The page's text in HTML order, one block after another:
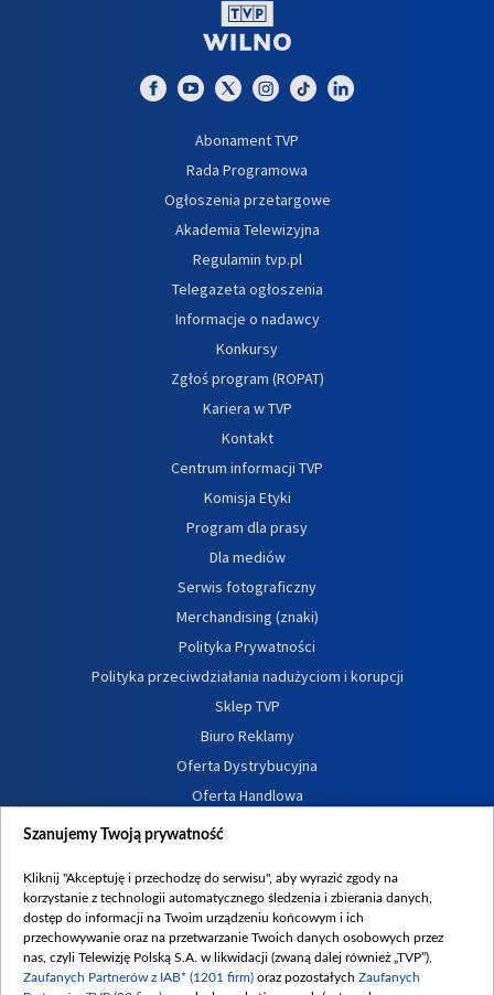
Abonament TVP
Rada Programowa
Ogłoszenia przetargowe
Akademia Telewizyjna
Regulamin tvp.pl
Telegazeta ogłoszenia
Informacje o nadawcy
Konkursy
Zgłoś program (ROPAT)
Kariera w TVP
Kontakt
Centrum informacji TVP
Komisja Etyki
Program dla prasy
Dla mediów
Serwis fotograficzny
Merchandising (znaki)
Polityka Prywatności
Polityka przeciwdziałania nadużyciom i korupcji
Sklep TVP
Biuro Reklamy
Oferta Dystrybucyjna
Oferta Handlowa
Dostępność
Procedura zgłoszeń wewnętrznych
Szanujemy Twoją prywatność
Kliknij "Akceptuję i przechodzę do serwisu", aby wyrazić zgody na
korzystanie z technologii automatycznego śledzenia i zbierania danych,
dostęp do informacji na Twoim urządzeniu końcowym i ich
przechowywanie oraz na przetwarzanie Twoich danych osobowych przez
nas, czyli Telewizję Polską S.A. w likwidacji (zwaną dalej również „TVP”),
Zaufanych Partnerów z IAB* (1201 firm) oraz pozostałych Zaufanych